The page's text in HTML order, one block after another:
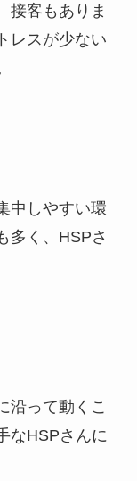
接客もありま
レスが少ない
中しやすい環
多く、HSPさ
沿って動くこ
なHSPさんに